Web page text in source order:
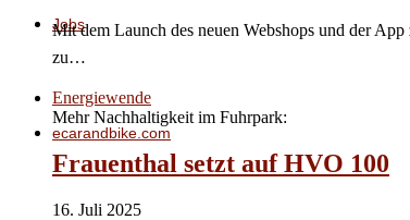
Jobs
ecarandbike.com
Mit dem Launch des neuen Webshops und der
zu…
Energiewende
Mehr Nachhaltigkeit im Fuhrpark:
Frauenthal setzt auf HVO 100
16. Juli 2025